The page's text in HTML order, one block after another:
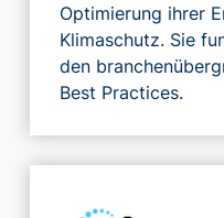
Optimierung ihrer
Klimaschutz. Sie
den
Best Practices.